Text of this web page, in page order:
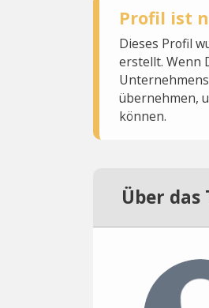
Profil ist
Dieses Profil
erstellt. Wenn
übernehmen,
können.
Über das